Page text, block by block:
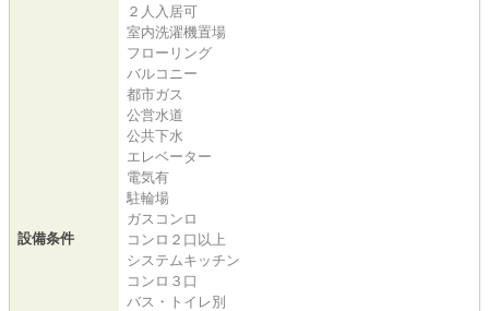
設備条件
２人入居可
室内洗濯機置場
フローリング
バルコニー
都市ガス
公営水道
公共下水
エレベーター
電気有
駐輪場
ガスコンロ
コンロ２口以上
システムキッチン
コンロ３口
バス・トイレ別